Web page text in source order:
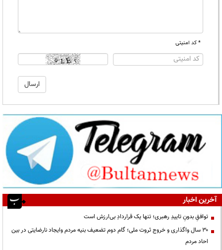
* کد امنیتی
آخرین اخبار
توافقِ بدونِ تاییدِ رهبری؛ تنها یک قراردادِ بی‌ارزش است
۳۰ سال واگذاری و خروج ثروت ملی؛ گام دوم تضعیف بنیه مردم وایجاد نارضایتی در بین
احاد مردم